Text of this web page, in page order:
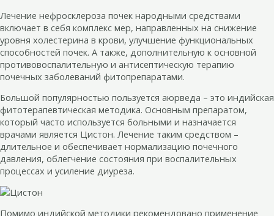
Лечение нефросклероза почек народными средствами
включает в себя комплекс мер, направленных на снижение
уровня холестерина в крови, улучшение функциональных
способностей почек. А также, дополнительную к основной
противовоспалительную и антисептическую терапию
почечных заболеваний фитопрепаратами.
Большой популярностью пользуется аюрведа – это индийская
фитотерапевтическая методика. Основным препаратом,
который часто используется больными и назначается
врачами является Цистон. Лечение таким средством –
длительное и обеспечивает нормализацию почечного
давления, облегчение состояния при воспалительных
процессах и усиление диуреза.
Помимо индийской методики рекомендовано применение